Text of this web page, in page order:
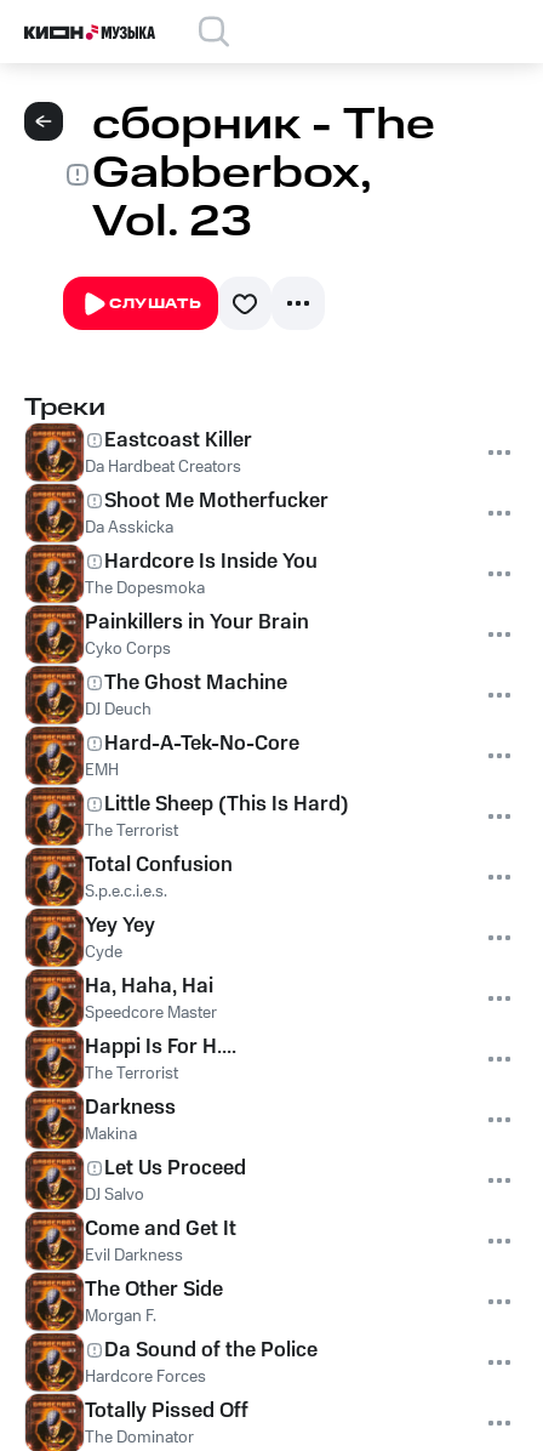
сборник - The
Gabberbox,
Vol. 23
СЛУШАТЬ
Треки
Eastcoast Killer
Da Hardbeat Creators
Shoot Me Motherfucker
Da Asskicka
Hardcore Is Inside You
The Dopesmoka
Painkillers in Your Brain
Cyko Corps
The Ghost Machine
DJ Deuch
Hard-A-Tek-No-Core
EMH
Little Sheep (This Is Hard)
The Terrorist
Total Confusion
S.p.e.c.i.e.s.
Yey Yey
Cyde
Ha, Haha, Hai
Speedcore Master
Happi Is For H....
The Terrorist
Darkness
Makina
Let Us Proceed
DJ Salvo
Come and Get It
Evil Darkness
The Other Side
Morgan F.
Da Sound of the Police
Hardcore Forces
Totally Pissed Off
The Dominator